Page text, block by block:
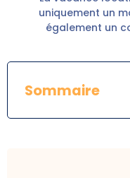
uniquement un
également un
Sommaire